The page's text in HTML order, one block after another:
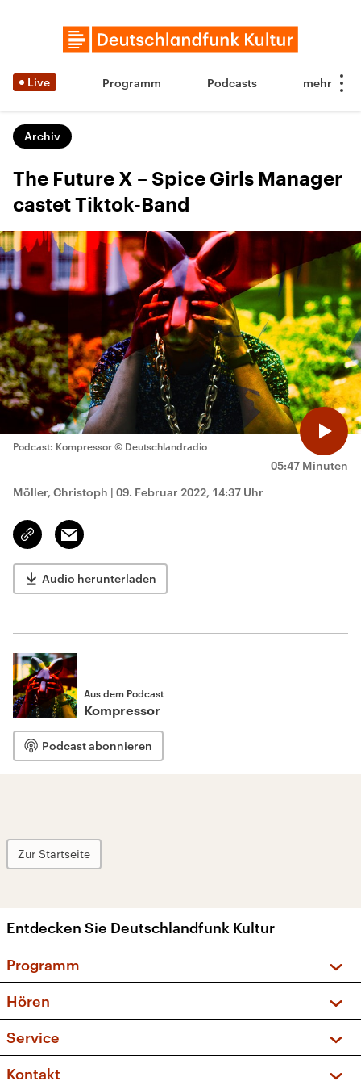
Live Programm Podcasts
Archiv
The Future X – Spice Girls Manager
castet Tiktok-Band
05:47 Minuten
Podcast: Kompressor © Deutschlandradio
Möller, Christoph | 09. Februar 2022, 14:37 Uhr
Link
kopieren/teilen
Email
Audio herunterladen
Aus dem Podcast
Kompressor
Podcast abonnieren
Zur Startseite
Entdecken Sie Deutschlandfunk Kultur
Programm
Sendungen und Podcasts
Musikliste
Kakadu – Das Kinderprogramm
Hören
Frequenzen (UKW + DAB+)
Service
FAQ
Kontakt